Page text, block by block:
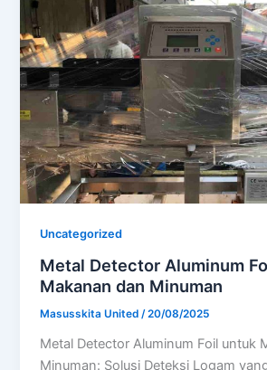
Uncategorized
Metal Detector Aluminum
Makanan dan Minuman
Masusskita United/20/08/2025
Metal Detector Aluminum Foil untuk
Minuman: Solusi Deteksi Logam